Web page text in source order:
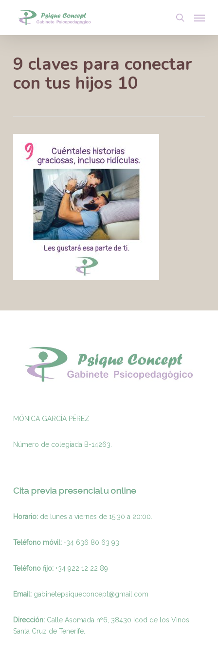
search
9 claves para conectar
con tus hijos 10
MÓNICA GARCÍA PÉREZ
Número de colegiada B-14263.
Cita previa presencial u online
Horario:de lunes a viernes de 15:30 a 20:00.
Teléfono móvil: +34 636 80 63 93
Teléfono fijo:+34 922 12 22 89
Email: gabinetepsiqueconcept@gmail.com
Dirección:Calle Asomada nº6, 38430 Icod de los Vinos,
Santa Cruz de Tenerife.